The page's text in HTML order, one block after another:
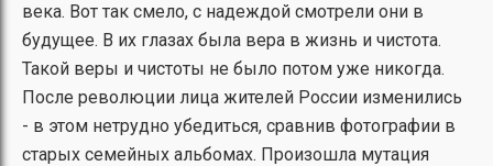
века. Вот так смело, с надеждой смотрели они в
будущее. В их глазах была вера в жизнь и чистота.
Такой веры и чистоты не было потом уже никогда.
После революции лица жителей России изменились
- в этом нетрудно убедиться, сравнив фотографии в
старых семейных альбомах. Произошла мутация